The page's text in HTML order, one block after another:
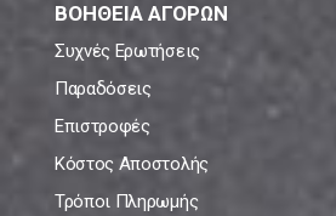
ΒΟΗΘΕΙΑ ΑΓΟΡΩΝ
Συχνές Ερωτήσεις
Παραδόσεις
Επιστροφές
Κόστος Αποστολής
Τρόποι Πληρωμής